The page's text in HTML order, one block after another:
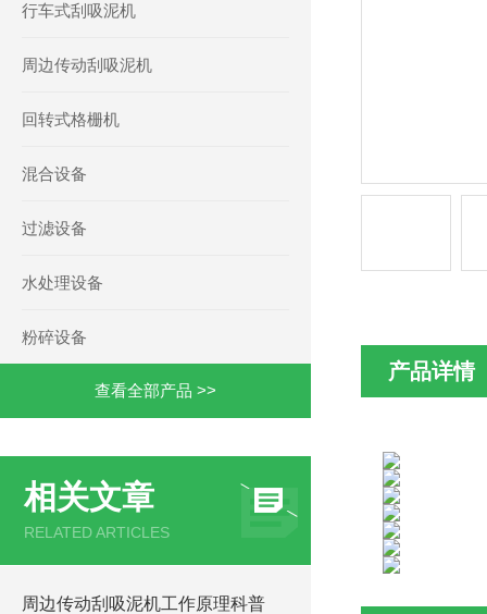
行车式刮吸泥机
周边传动刮吸泥机
回转式格栅机
混合设备
过滤设备
水处理设备
粉碎设备
查看全部产品 >>
相关文章
RELATED ARTICLES
周边传动刮吸泥机工作原理科普
产品详情